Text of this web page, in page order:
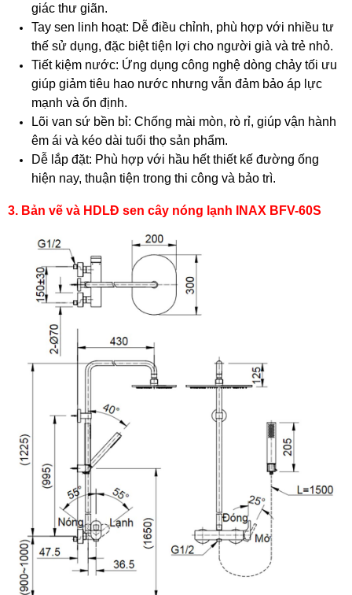
giác thư giãn.
Tay sen linh hoạt: Dễ điều chỉnh, phù hợp với nhiều tư
thế sử dụng, đặc biệt tiện lợi cho người già và trẻ nhỏ.
Tiết kiệm nước: Ứng dụng công nghệ dòng chảy tối ưu
giúp giảm tiêu hao nước nhưng vẫn đảm bảo áp lực
mạnh và ổn định.
Lõi van sứ bền bỉ: Chống mài mòn, rò rỉ, giúp vận hành
êm ái và kéo dài tuổi thọ sản phẩm.
Dễ lắp đặt: Phù hợp với hầu hết thiết kế đường ống
hiện nay, thuận tiện trong thi công và bảo trì.
3. Bản vẽ và HDLĐ sen cây nóng lạnh INAX BFV-60S